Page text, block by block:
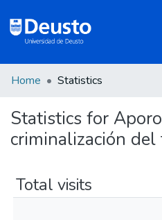
Communities
Home Statistics
Statistics for
criminalización
Total visits